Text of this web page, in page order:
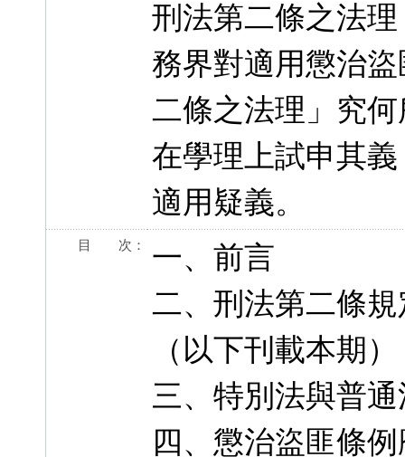
刑法第二條之法
務界對適用懲治
二條之法理」究
在學理上試申其
適用疑義。
目 次：
一、前言
二、刑法第二條
（以下刊載本期）
三、特別法與普
四、懲治盜匪條